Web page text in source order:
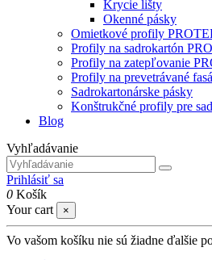
Krycie lišty
Okenné pásky
Omietkové profily
Profily na sadrokartón
Profily na zatepľovanie
Profily na prevetrávané
Sadrokartonárske pásky
Konštrukčné profily pre
Blog
Vyhľadávanie
Prihlásiť sa
0 Košík
Your cart
×
Vo vašom košíku nie sú žiadne ďalšie